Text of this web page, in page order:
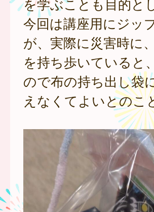
今回は講座用にジッ
が、実際に災害時に
を持ち歩いていると
ので布の持ち出し袋
えなくてよいとのこ